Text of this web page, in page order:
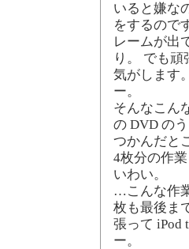
いると嫌な
をするので
レームが出
り。 でも
気がします
ー。
そんなこん
の DVD の
つかんだと
4枚分の作
いわい。
…こんな作
枚も最後ま
張って iPod
ー。